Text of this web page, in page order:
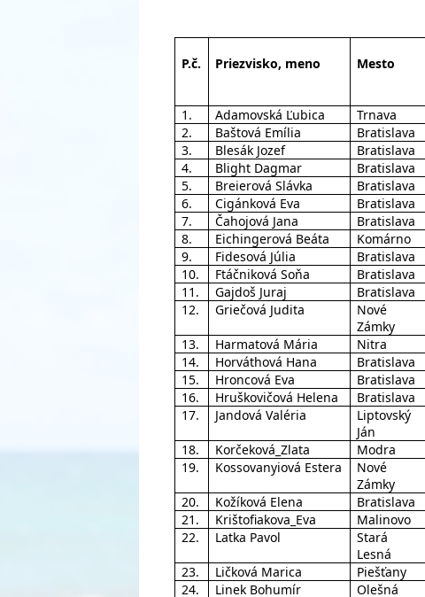
P.č. Priezvisko, meno Mesto
1. Adamovská Ľubica Trnava
2.
Baštová Emília Bratislava
3.
Blesák Jozef Bratislava
4.
Blight Dagmar Bratislava
5.
Breierová Slávka Bratislava
6.
Cigánková Eva Bratislava
7.
Čahojová Jana Bratislava
8.
Eichingerová Beáta Komárno
9.
Fidesová Júlia Bratislava
10.
Ftáčniková Soňa Bratislava
11.
Gajdoš Juraj Bratislava
12.
Griečová Judita
Nové
Zámky
13. Harmatová Mária Nitra
14.
Horváthová Hana Bratislava
15.
Hroncová Eva Bratislava
16.
Hruškovičová Helena Bratislava
17.
Jandová Valéria
Liptovský
Ján
18. Korčeková_Zlata Modra
19.
Kossovanyiová Estera
Nové
Zámky
20. Kožíková Elena Bratislava
21.
Krištofiakova_Eva Malinovo
22.
Latka Pavol
Stará
Lesná
23. Ličková Marica Piešťany
24.
Linek Bohumír Olešná